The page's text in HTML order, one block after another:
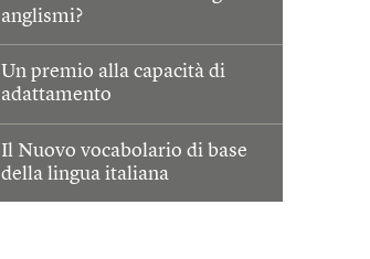
anglismi?
Un premio alla capacità di
adattamento
Il Nuovo vocabolario di base
della lingua italiana